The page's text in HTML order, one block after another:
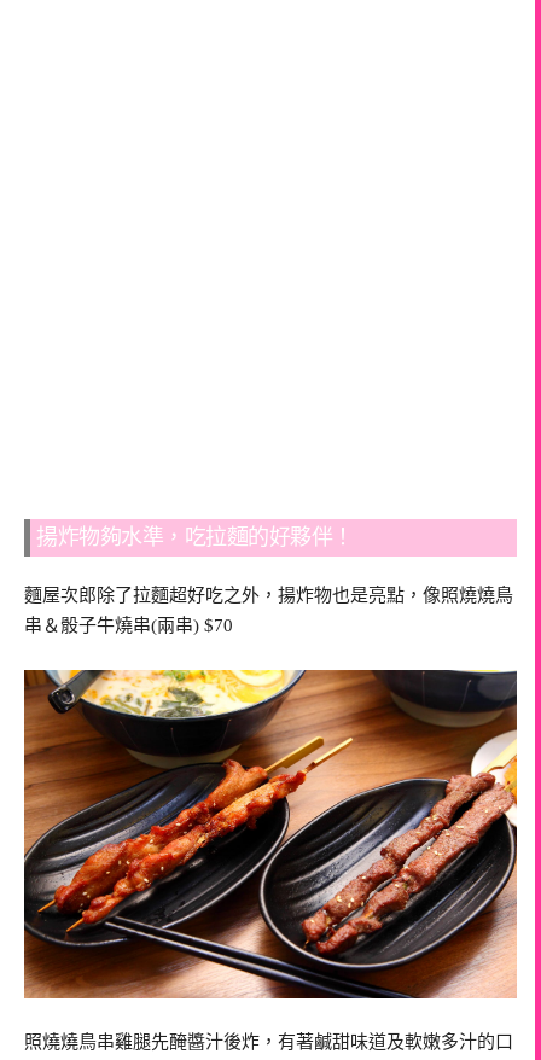
揚炸物夠水準，吃拉麵的好夥伴！
麵屋次郎除了拉麵超好吃之外，揚炸物也是亮點，像照燒燒鳥
串＆骰子牛燒串(兩串) $70
照燒燒鳥串雞腿先醃醬汁後炸，有著鹹甜味道及軟嫩多汁的口